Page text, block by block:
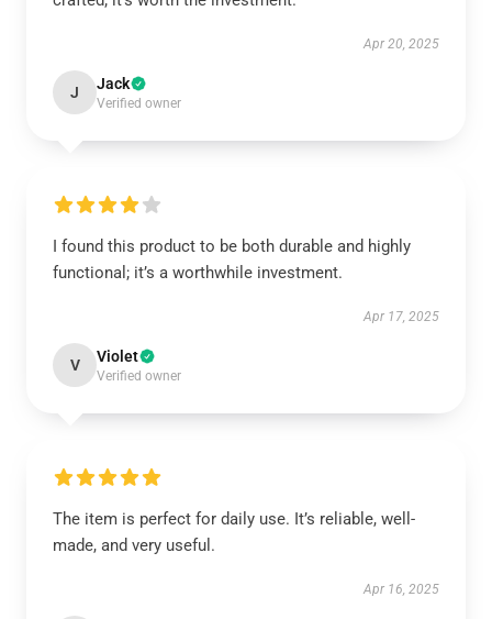
Apr 20, 2025
J Jack
Verified owner
I found this product to be both durable and highly
functional; it’s a worthwhile investment.
Apr 17, 2025
V Violet
Verified owner
The item is perfect for daily use. It’s reliable, well-
made, and very useful.
Apr 16, 2025